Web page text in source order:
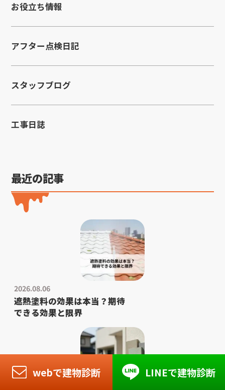
webで建物診断 LINEで建物診断
お役立ち情報
アフター点検日記
スタッフブログ
工事日誌
最近の記事
2026.08.06
遮熱塗料の効果は本当？期待
できる効果と限界